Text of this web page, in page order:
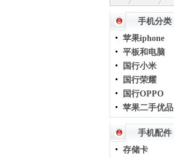
手机分类
苹果iphone
平板和电脑
国行小米
国行荣耀
国行OPPO
苹果二手优品
手机配件
存储卡